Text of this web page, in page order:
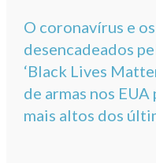
O coronavírus e
desencadeados
‘Black Lives
de armas nos
mais altos dos